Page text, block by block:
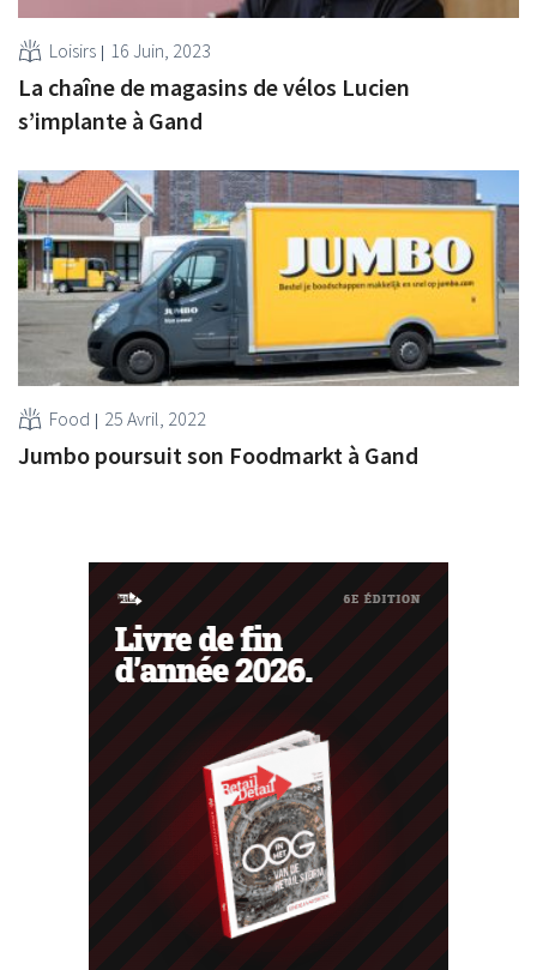
Loisirs 16 Juin, 2023
La chaîne de magasins de vélos Lucien
s’implante à Gand
Food 25 Avril, 2022
Jumbo poursuit son Foodmarkt à Gand